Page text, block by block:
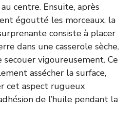
centre. Ensuite, après
égoutté les morceaux, la
consiste à placer
dans une casserole sèche,
vigoureusement. Ce
assécher la surface,
cet aspect rugueux
de l’huile pendant la